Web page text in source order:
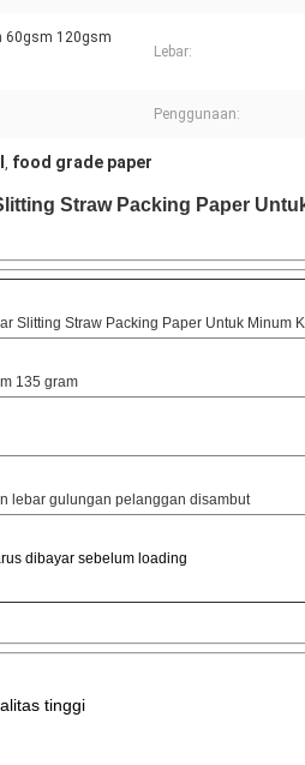
60gsm 120gsm
Lebar:
Penggunaan:
, food grade paper
Straw Packing Paper
Slitting Straw Packing Paper Untuk Minum
135 gram
lebar gulungan pelanggan disambut
dibayar sebelum loading
tinggi